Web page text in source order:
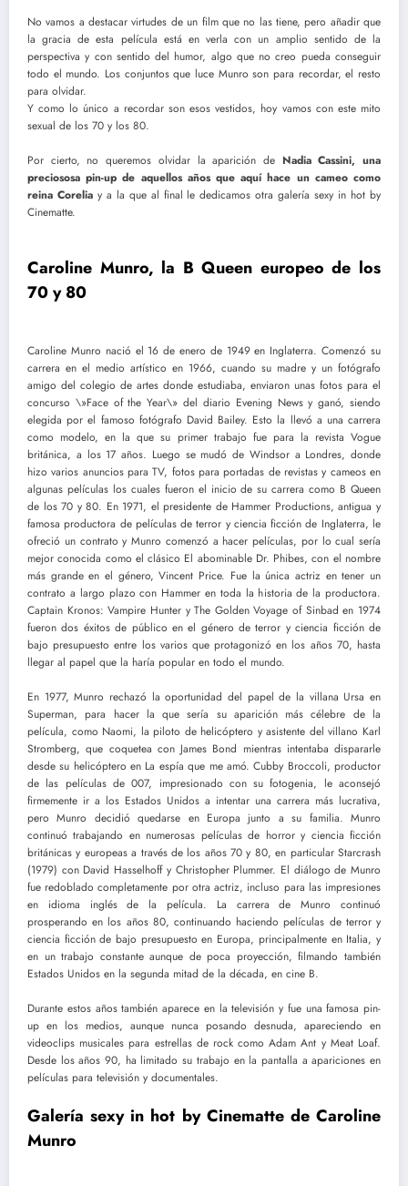
No vamos a destacar virtudes de un film que no las tiene, pero añadir que
la gracia de esta película está en verla con un amplio sentido de la
perspectiva y con sentido del humor, algo que no creo pueda conseguir
todo el mundo. Los conjuntos que luce Munro son para recordar, el resto
para olvidar.
Y como lo único a recordar son esos vestidos, hoy vamos con este mito
sexual de los 70 y los 80.
Por cierto, no queremos olvidar la aparición de Nadia Cassini, una
preciososa pin-up de aquellos años que aquí hace un cameo como
reina Coreliay a la que al final le dedicamos otra galería sexy in hot by
Cinematte.
Caroline Munro, la B Queen europeo de los
70 y 80
Caroline Munro nació el 16 de enero de 1949 en Inglaterra. Comenzó su
carrera en el medio artístico en 1966, cuando su madre y un fotógrafo
amigo del colegio de artes donde estudiaba, enviaron unas fotos para el
concurso \»Face of the Year\» del diario Evening News y ganó, siendo
elegida por el famoso fotógrafo David Bailey. Esto la llevó a una carrera
como modelo, en la que su primer trabajo fue para la revista Vogue
británica, a los 17 años. Luego se mudó de Windsor a Londres, donde
hizo varios anuncios para TV, fotos para portadas de revistas y cameos en
algunas películas los cuales fueron el inicio de su carrera como B Queen
de los 70 y 80. En 1971, el presidente de Hammer Productions, antigua y
famosa productora de películas de terror y ciencia ficción de Inglaterra, le
ofreció un contrato y Munro comenzó a hacer películas, por lo cual sería
mejor conocida como el clásico El abominable Dr. Phibes, con el nombre
más grande en el género, Vincent Price. Fue la única actriz en tener un
contrato a largo plazo con Hammer en toda la historia de la productora.
Captain Kronos: Vampire Hunter y The Golden Voyage of Sinbad en 1974
fueron dos éxitos de público en el género de terror y ciencia ficción de
bajo presupuesto entre los varios que protagonizó en los años 70, hasta
llegar al papel que la haría popular en todo el mundo.
En 1977, Munro rechazó la oportunidad del papel de la villana Ursa en
Superman, para hacer la que sería su aparición más célebre de la
película, como Naomi, la piloto de helicóptero y asistente del villano Karl
Stromberg, que coquetea con James Bond mientras intentaba dispararle
desde su helicóptero en La espía que me amó. Cubby Broccoli, productor
de las películas de 007, impresionado con su fotogenia, le aconsejó
firmemente ir a los Estados Unidos a intentar una carrera más lucrativa,
pero Munro decidió quedarse en Europa junto a su familia. Munro
continuó trabajando en numerosas películas de horror y ciencia ficción
británicas y europeas a través de los años 70 y 80, en particular Starcrash
(1979) con David Hasselhoff y Christopher Plummer. El diálogo de Munro
fue redoblado completamente por otra actriz, incluso para las impresiones
en idioma inglés de la película. La carrera de Munro continuó
prosperando en los años 80, continuando haciendo películas de terror y
ciencia ficción de bajo presupuesto en Europa, principalmente en Italia, y
en un trabajo constante aunque de poca proyección, filmando también
Estados Unidos en la segunda mitad de la década, en cine B.
Durante estos años también aparece en la televisión y fue una famosa pin-
up en los medios, aunque nunca posando desnuda, apareciendo en
videoclips musicales para estrellas de rock como Adam Ant y Meat Loaf.
Desde los años 90, ha limitado su trabajo en la pantalla a apariciones en
películas para televisión y documentales.
Galería sexy in hot by Cinematte de Caroline
Munro